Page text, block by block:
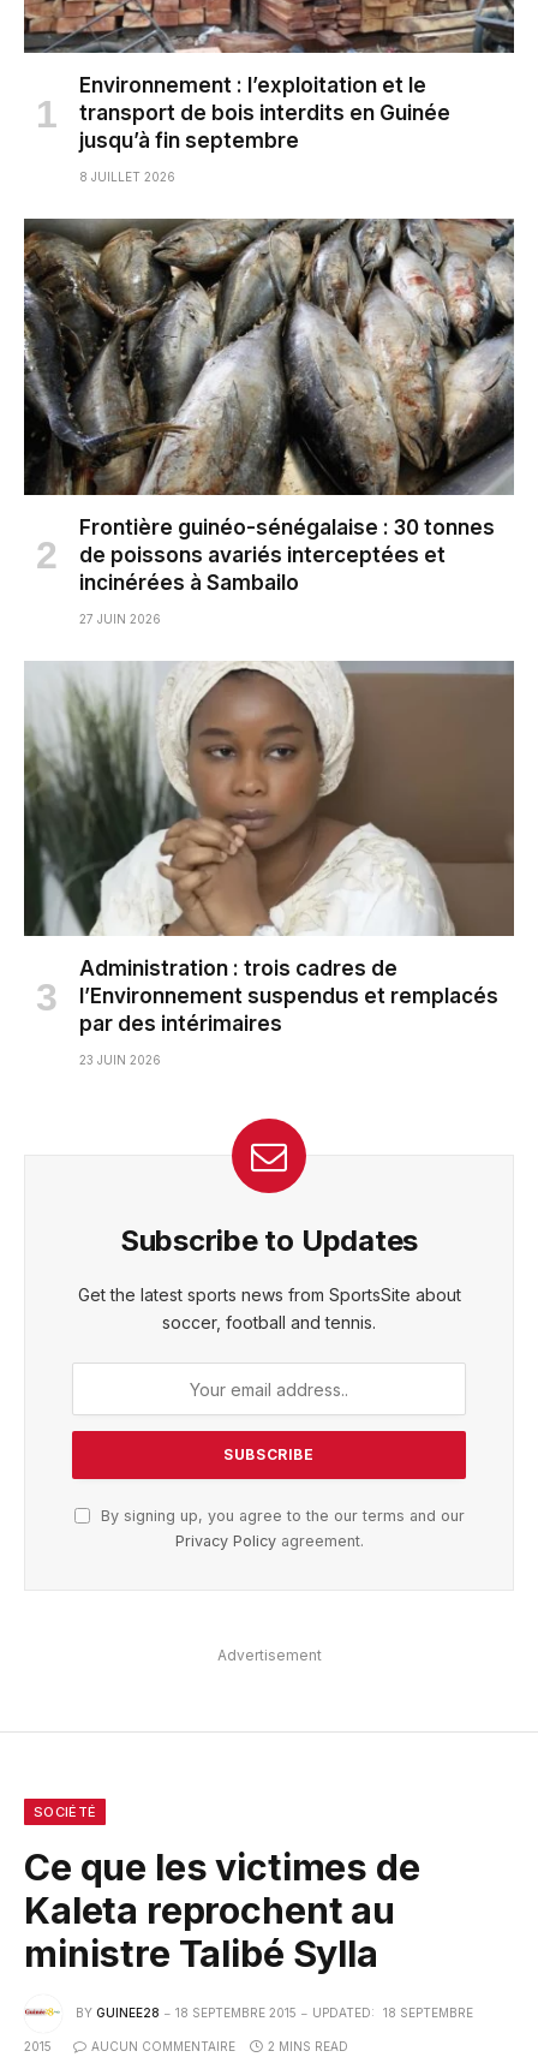
Environnement : l’exploitation et le
transport de bois interdits en Guinée
jusqu’à fin septembre
8 JUILLET 2026
Frontière guinéo-sénégalaise : 30 tonnes
de poissons avariés interceptées et
incinérées à Sambailo
27 JUIN 2026
Administration : trois cadres de
l’Environnement suspendus et remplacés
par des intérimaires
23 JUIN 2026
Subscribe to Updates
Get the latest sports news from SportsSite about
soccer, football and tennis.
By signing up, you agree to the our terms and our
Privacy Policyagreement.
Advertisement
SOCIÉTÉ
Ce que les victimes de
Kaleta reprochent au
ministre Talibé Sylla
BY GUINEE28 18 SEPTEMBRE 2015 UPDATED: 18 SEPTEMBRE
2015 AUCUN COMMENTAIRE 2 MINS READ